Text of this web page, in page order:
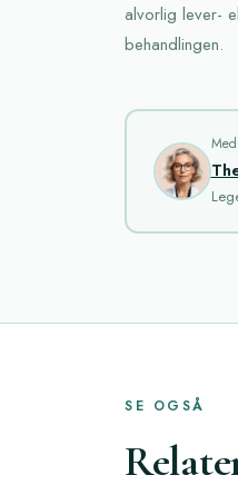
alvorlig lever-
behandlingen.
SE OGSÅ